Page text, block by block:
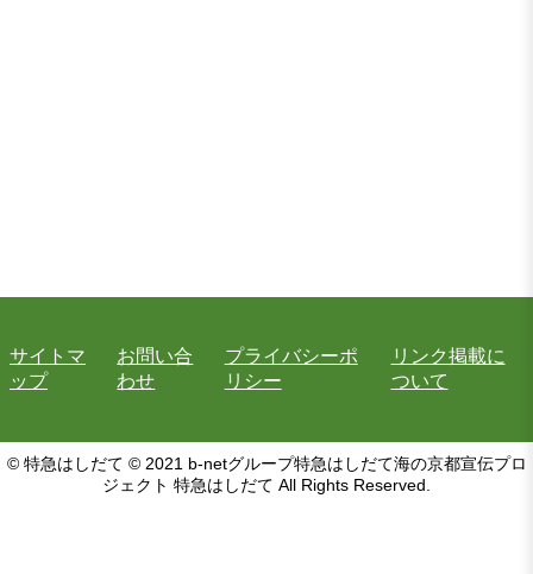
サイトマ
ップ
お問い合
わせ
プライバシーポ
リシー
リンク掲載に
ついて
© 特急はしだて © 2021 b-netグループ特急はしだて海の京都宣伝プロ
ジェクト 特急はしだて All Rights Reserved.